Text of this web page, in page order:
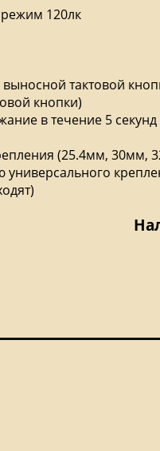
120лк
тактовой
кнопки)
в течение 5
(25.4мм, 30мм,